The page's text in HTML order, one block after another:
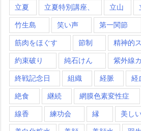
立夏 立夏特別講座、 立山
竹生島 笑い声 第一関節
筋肉をほぐす 節制 精神的
約束破り 純石けん 紫外線
終戦記念日 組織 経脈 経
絶食 継続 網膜色素変性症
線香 練功会 縁 美し